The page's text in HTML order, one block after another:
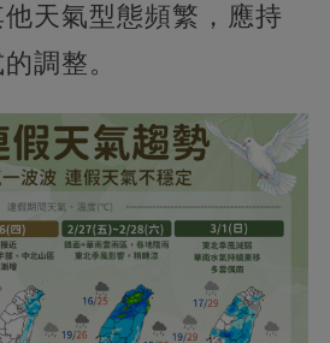
天氣型態頻繁，應持
調整。